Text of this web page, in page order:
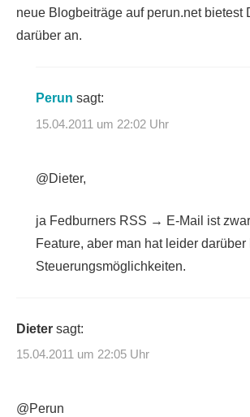
neue Blogbeiträge auf perun.net bietest
darüber an.
Perun sagt:
15.04.2011 um 22:02 Uhr
@Dieter,
ja Fedburners RSS → E-Mail ist
Feature, aber man hat leider
Steuerungsmöglichkeiten.
Dieter sagt:
15.04.2011 um 22:05 Uhr
@Perun